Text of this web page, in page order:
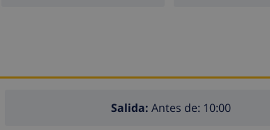
Salida: Antes de: 10:00